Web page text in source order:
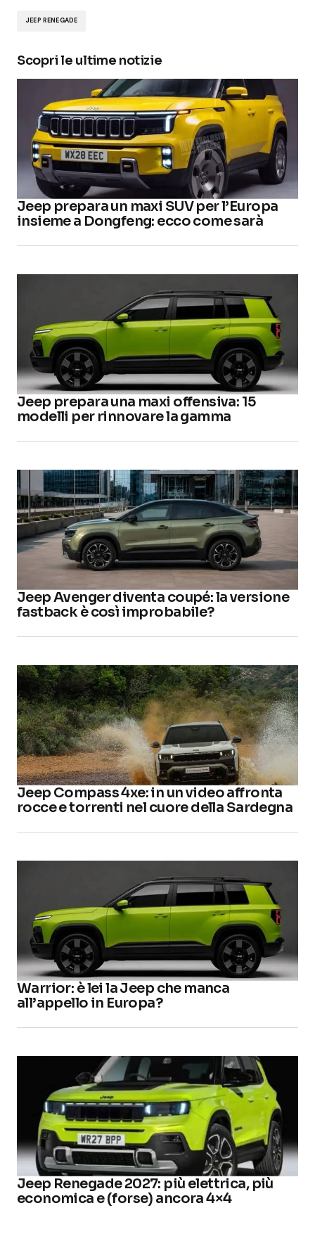
JEEP RENEGADE
Scopri le ultime notizie
Jeep prepara un maxi SUV per l’Europa
insieme a Dongfeng: ecco come sarà
Jeep prepara una maxi offensiva: 15
modelli per rinnovare la gamma
Jeep Avenger diventa coupé: la versione
fastback è così improbabile?
Jeep Compass 4xe: in un video affronta
rocce e torrenti nel cuore della Sardegna
Warrior: è lei la Jeep che manca
all’appello in Europa?
Jeep Renegade 2027: più elettrica, più
economica e (forse) ancora 4×4